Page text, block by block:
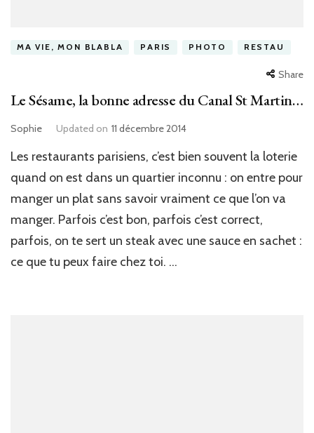
MA VIE, MON BLABLA PARIS PHOTO RESTAU
Share
Le Sésame, la bonne adresse du Canal St Martin…
Sophie Updated on 11 décembre 2014
Les restaurants parisiens, c’est bien souvent la loterie
quand on est dans un quartier inconnu : on entre pour
manger un plat sans savoir vraiment ce que l’on va
manger. Parfois c’est bon, parfois c’est correct,
parfois, on te sert un steak avec une sauce en sachet :
ce que tu peux faire chez toi. …